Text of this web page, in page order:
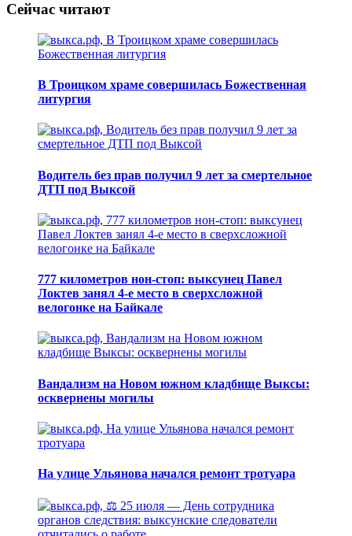
Сейчас читают
В Троицком храме совершилась Божественная
литургия
Водитель без прав получил 9 лет за смертельное
ДТП под Выксой
777 километров нон-стоп: выксунец Павел
Локтев занял 4-е место в сверхсложной
велогонке на Байкале
Вандализм на Новом южном кладбище Выксы:
осквернены могилы
На улице Ульянова начался ремонт тротуара